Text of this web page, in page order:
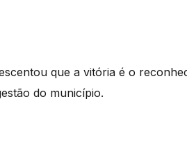
que a vitória é o
do município.